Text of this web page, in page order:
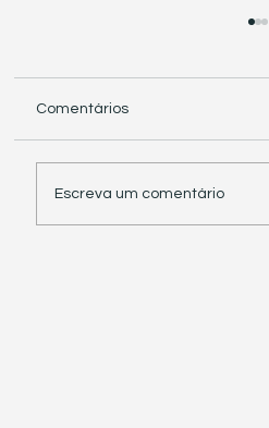
Comentários
Escreva um comentário